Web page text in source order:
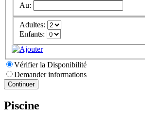
Au:
Adultes:
Enfants:
Vérifier la Disponibilité
Demander informations
Piscine